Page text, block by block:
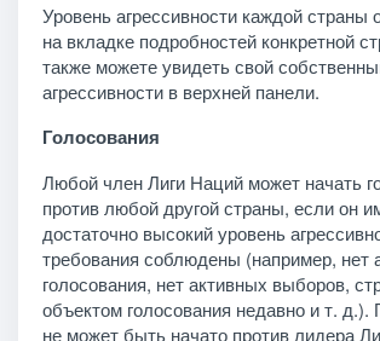
Уровень агрессивности каждой страны
на вкладке подробностей конкретной
также можете увидеть свой
агрессивности в верхней панели.
Голосования
Любой член Лиги Наций может начать
против любой другой страны, если он
достаточно высокий уровень
требования соблюдены (например, нет
голосования, нет активных выборов,
объектом голосования недавно и т. д.).
не может быть начато против лидера